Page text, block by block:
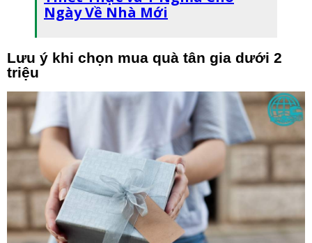
Ngày Về Nhà Mới
Lưu ý khi chọn mua quà tân gia dưới 2
triệu